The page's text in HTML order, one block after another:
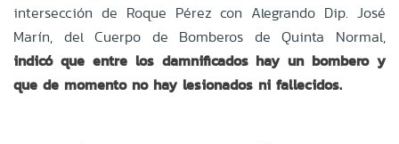
intersección de Roque Pérez con Alegrando Dip. José
Marín, del Cuerpo de Bomberos de Quinta Normal,
indicó que entre los damnificados hay un bombero y
que de momento no hay lesionados ni fallecidos.